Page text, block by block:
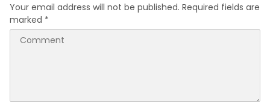
Your email address will not be published. Required fields are
marked *